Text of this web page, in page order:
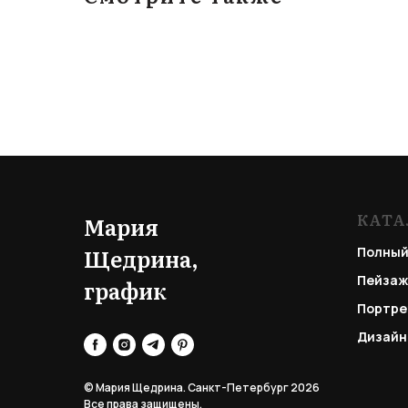
Мария
Щедрина,
график
© Мария Щедрина. Санкт-Петербург 2026
Все права защищены.
Пейзаж
Дизайн